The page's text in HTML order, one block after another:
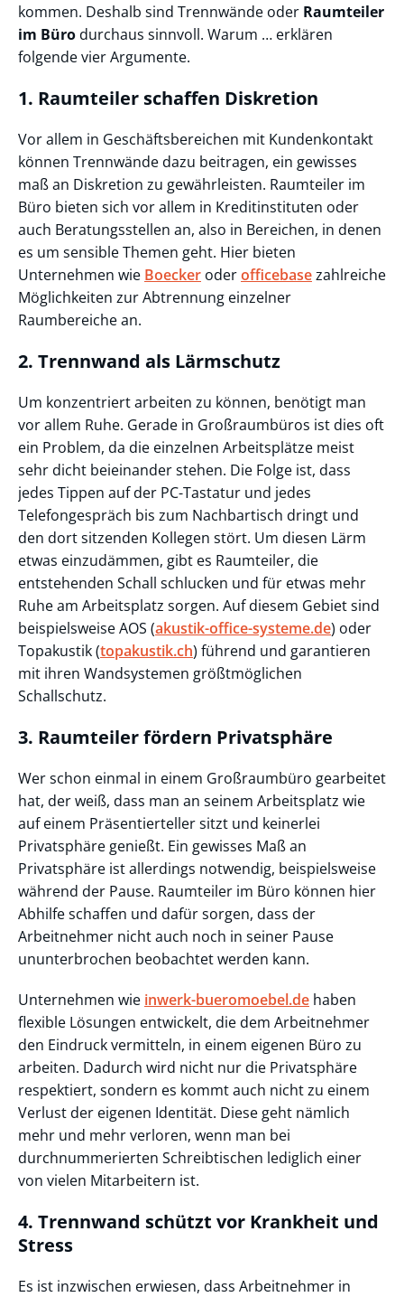
kommen. Deshalb sind Trennwände oder Raumteiler
im Bürodurchaus sinnvoll. Warum … erklären
folgende vier Argumente.
1. Raumteiler schaffen Diskretion
Vor allem in Geschäftsbereichen mit Kundenkontakt
können Trennwände dazu beitragen, ein gewisses
maß an Diskretion zu gewährleisten. Raumteiler im
Büro bieten sich vor allem in Kreditinstituten oder
auch Beratungsstellen an, also in Bereichen, in denen
es um sensible Themen geht. Hier bieten
Unternehmen wie Boecker oderofficebasezahlreiche
Möglichkeiten zur Abtrennung einzelner
Raumbereiche an.
2. Trennwand als Lärmschutz
Um konzentriert arbeiten zu können, benötigt man
vor allem Ruhe. Gerade in Großraumbüros ist dies oft
ein Problem, da die einzelnen Arbeitsplätze meist
sehr dicht beieinander stehen. Die Folge ist, dass
jedes Tippen auf der PC-Tastatur und jedes
Telefongespräch bis zum Nachbartisch dringt und
den dort sitzenden Kollegen stört. Um diesen Lärm
etwas einzudämmen, gibt es Raumteiler, die
entstehenden Schall schlucken und für etwas mehr
Ruhe am Arbeitsplatz sorgen. Auf diesem Gebiet sind
beispielsweise AOS (akustik-office-systeme.de) oder
Topakustik (topakustik.ch) führend und garantieren
mit ihren Wandsystemen größtmöglichen
Schallschutz.
3. Raumteiler fördern Privatsphäre
Wer schon einmal in einem Großraumbüro gearbeitet
hat, der weiß, dass man an seinem Arbeitsplatz wie
auf einem Präsentierteller sitzt und keinerlei
Privatsphäre genießt. Ein gewisses Maß an
Privatsphäre ist allerdings notwendig, beispielsweise
während der Pause. Raumteiler im Büro können hier
Abhilfe schaffen und dafür sorgen, dass der
Arbeitnehmer nicht auch noch in seiner Pause
ununterbrochen beobachtet werden kann.
Unternehmen wie inwerk-bueromoebel.de haben
flexible Lösungen entwickelt, die dem Arbeitnehmer
den Eindruck vermitteln, in einem eigenen Büro zu
arbeiten. Dadurch wird nicht nur die Privatsphäre
respektiert, sondern es kommt auch nicht zu einem
Verlust der eigenen Identität. Diese geht nämlich
mehr und mehr verloren, wenn man bei
durchnummerierten Schreibtischen lediglich einer
von vielen Mitarbeitern ist.
4. Trennwand schützt vor Krankheit und
Stress
Es ist inzwischen erwiesen, dass Arbeitnehmer in